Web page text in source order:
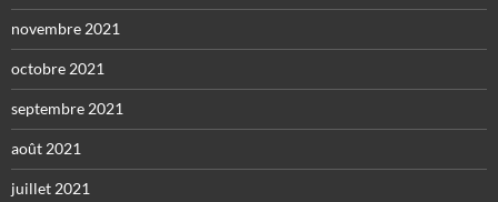
novembre 2021
octobre 2021
septembre 2021
août 2021
juillet 2021